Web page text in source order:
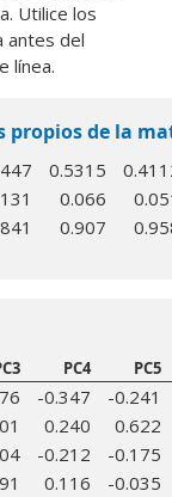
Utilice los
antes del
línea.
propios de la
0.5315
0.066
0.907
PC4 PC5
-0.347
-0.241
0.240
0.622
-0.212
-0.175
0.116
-0.035